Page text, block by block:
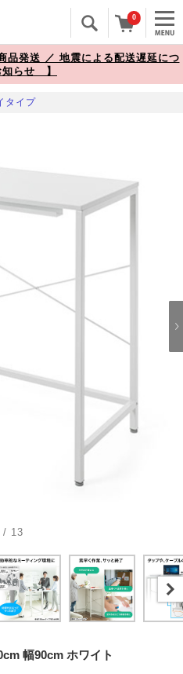
0
品発送 ／ 地震による配送遅延につ
知らせ 】
タイプ
/ 13
幅90cm ホワイト